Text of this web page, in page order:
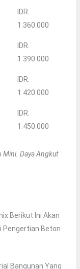
IDR.
1.360.000
IDR.
1.390.000
IDR.
1.420.000
IDR.
1.450.000
Daya Angkut
Berikut Ini Akan
Pengertian Beton
Bangunan Yang